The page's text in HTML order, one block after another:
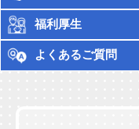
福利厚生
よくあるご質問